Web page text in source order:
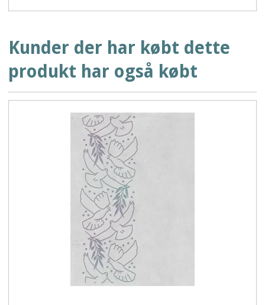
Kunder der har købt dette
produkt har også købt